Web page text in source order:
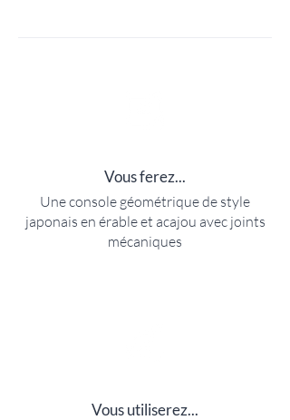
Vous ferez...
Une console géométrique de style
japonais en érable et acajou avec joints
mécaniques
Vous utiliserez...